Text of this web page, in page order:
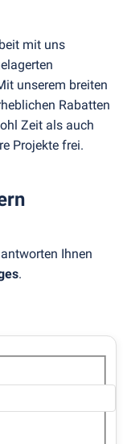
mit uns
unserem breiten
Rabatten
Zeit als auch
Projekte frei.
Ihnen
.